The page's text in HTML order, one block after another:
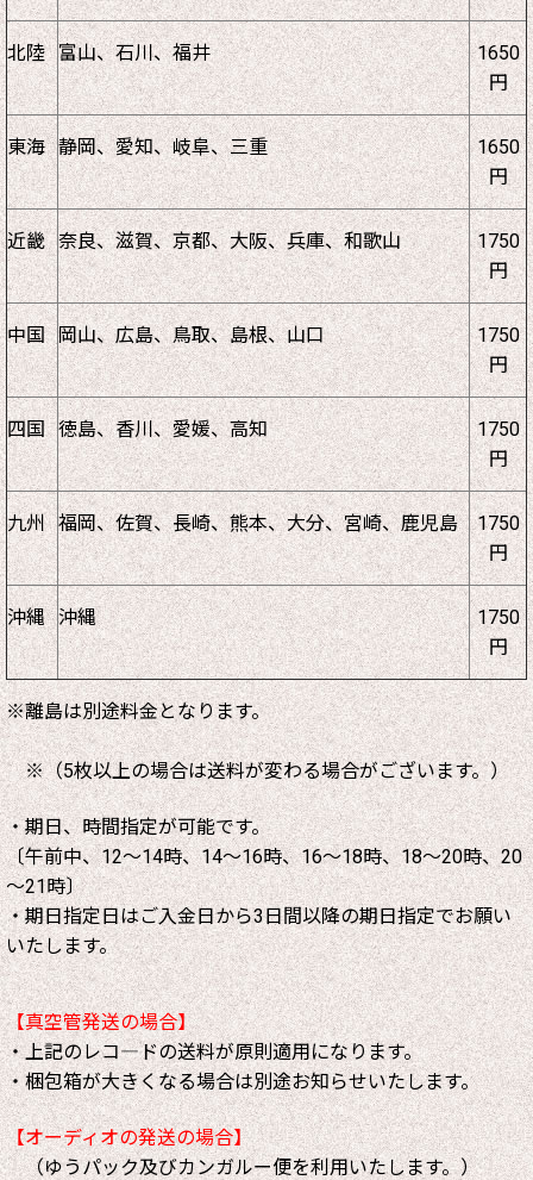
北陸 富山、石川、福井
1650
円
東海 静岡、愛知、岐阜、三重
1650
円
近畿 奈良、滋賀、京都、大阪、兵庫、和歌山
1750
円
中国 岡山、広島、鳥取、島根、山口
1750
円
四国 徳島、香川、愛媛、高知
1750
円
九州 福岡、佐賀、長崎、熊本、大分、宮崎、鹿児島
1750
円
沖縄 沖縄
1750
円
※離島は別途料金となります。
※（5枚以上の場合は送料が変わる場合がございます。）
・期日、時間指定が可能です。
〔午前中、12～14時、14～16時、16～18時、18～20時、20
～21時〕
・期日指定日はご入金日から3日間以降の期日指定でお願い
いたします。
【真空管発送の場合】
・上記のレコ―ドの送料が原則適用になります。
・梱包箱が大きくなる場合は別途お知らせいたします。
【オーディオの発送の場合】
（ゆうパック及びカンガルー便を利用いたします。）